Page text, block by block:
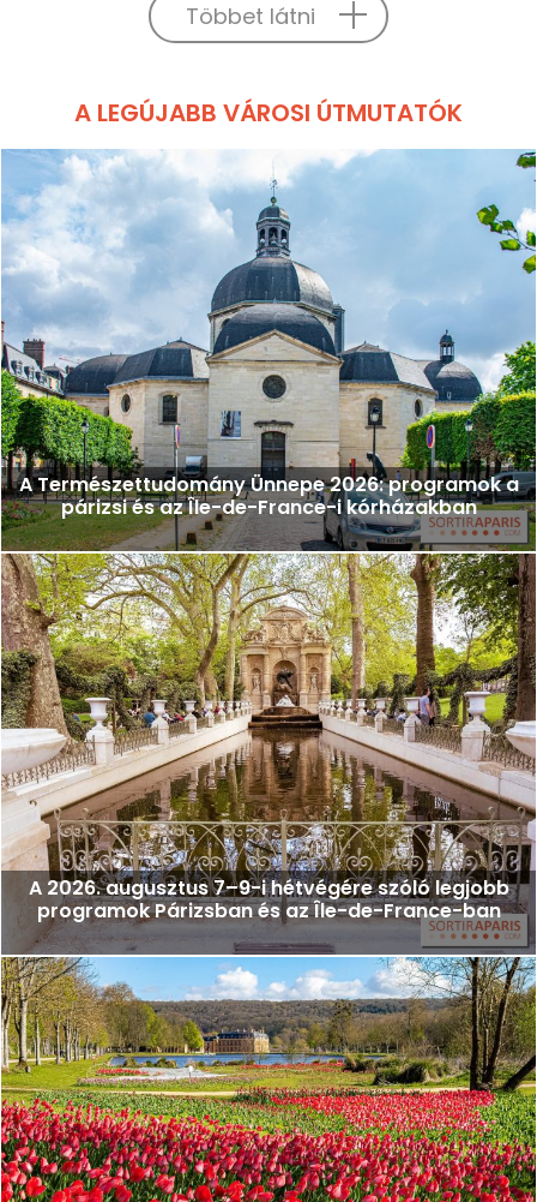
Többet látni
A LEGÚJABB VÁROSI ÚTMUTATÓK
A Természettudomány Ünnepe 2026: programok a
párizsi és az Île-de-France-i kórházakban
A 2026. augusztus 7–9-i hétvégére szóló legjobb
programok Párizsban és az Île-de-France-ban